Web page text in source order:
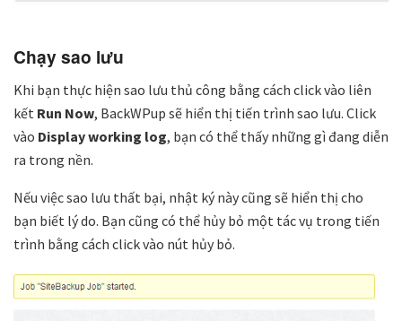
Chạy sao lưu
Khi bạn thực hiện sao lưu thủ công bằng cách click vào liên
kết Run Now, BackWPup sẽ hiển thị tiến trình sao lưu. Click
vào Display working log, bạn có thể thấy những gì đang diễn
ra trong nền.
Nếu việc sao lưu thất bại, nhật ký này cũng sẽ hiển thị cho
bạn biết lý do. Bạn cũng có thể hủy bỏ một tác vụ trong tiến
trình bằng cách click vào nút hủy bỏ.